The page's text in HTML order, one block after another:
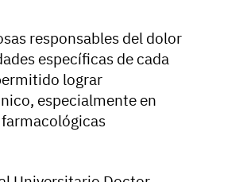
responsables del dolor
específicas de cada
lograr
especialmente en